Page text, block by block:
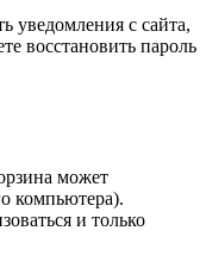
уведомления с сайта,
восстановить пароль
может
компьютера).
и только